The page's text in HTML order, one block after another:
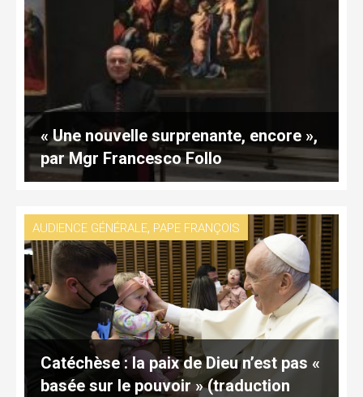
« Une nouvelle surprenante, encore »,
par Mgr Francesco Follo
AUDIENCE GÉNÉRALE, PAPE FRANÇOIS
Catéchèse : la paix de Dieu n’est pas «
basée sur le pouvoir » (traduction